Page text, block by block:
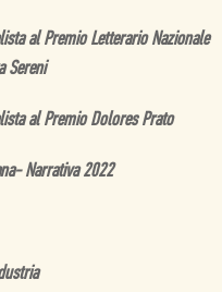
al Premio Letterario Nazionale
Sereni
al Premio Dolores Prato
Narrativa 2022